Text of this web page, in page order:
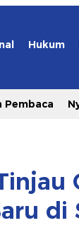
Hukum
Pembaca
di